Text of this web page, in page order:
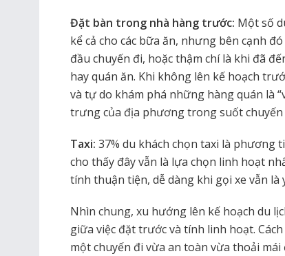
Đặt bàn trong nhà hàng trước: Một số
kể cả cho các bữa ăn, nhưng bên cạnh
đầu chuyến đi, hoặc thậm chí là khi đã
hay quán ăn. Khi không lên kế hoạch
và tự do khám phá những hàng quán là
trưng của địa phương trong suốt chuyến
Taxi: 37% du khách chọn taxi là phương
cho thấy đây vẫn là lựa chọn linh hoạt
tính thuận tiện, dễ dàng khi gọi xe vẫn
Nhìn chung, xu hướng lên kế hoạch du
giữa việc đặt trước và tính linh hoạt.
một chuyến đi vừa an toàn vừa thoải